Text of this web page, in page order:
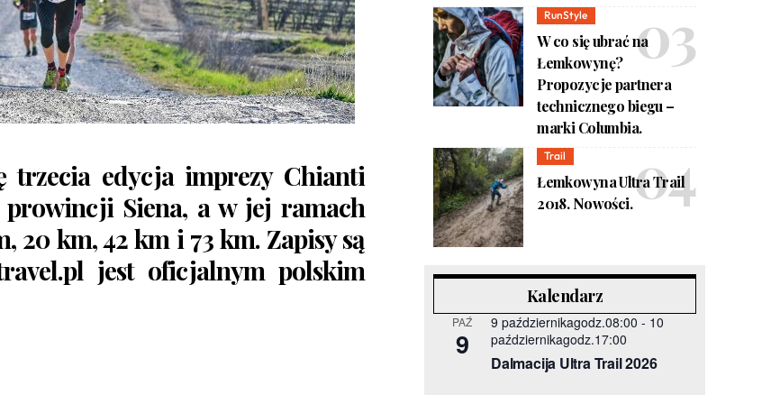
trzecia edycja imprezy Chianti
Siena, a w jej ramach
20 km, 42 km i 73 km. Zapisy są
jest oficjalnym polskim
RunStyle
W co się ubrać na
Łemkowynę?
Propozycje partnera
technicznego biegu –
marki Columbia.
Trail
Łemkowyna Ultra Trail
2018. Nowości.
Kalendarz
PAŹ
9
9 październikagodz.08:00 - 10
październikagodz.17:00
Dalmacija Ultra Trail 2026